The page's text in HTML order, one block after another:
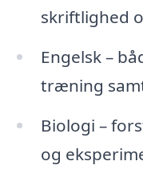
skriftlighed
Engelsk –
træning
Biologi –
og